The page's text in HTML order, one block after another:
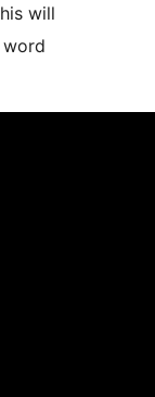
will